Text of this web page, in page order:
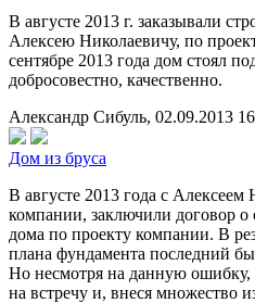
В августе 2013 г. заказывали
Алексею Николаевичу, по
сентябре 2013 года дом стоял
добросовестно, качественно.
Александр Сибуль, 02.09.2013
Дом из бруса
В августе 2013 года с
компании, заключили договор о
дома по проекту компании. В
плана фундамента последний
Но несмотря на данную
на встречу и, внеся множество